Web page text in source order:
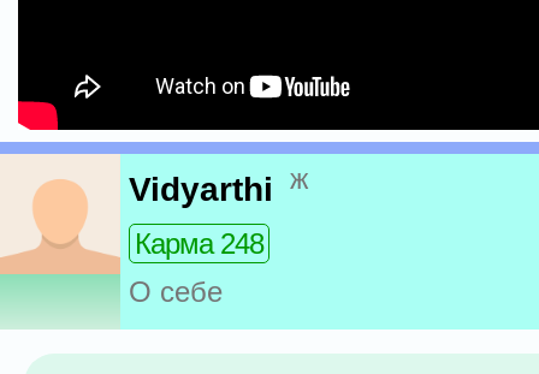
Vidyarthi ж
Карма 248
О себе